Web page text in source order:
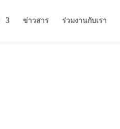
ข่าวสาร ร่วมงานกับเรา